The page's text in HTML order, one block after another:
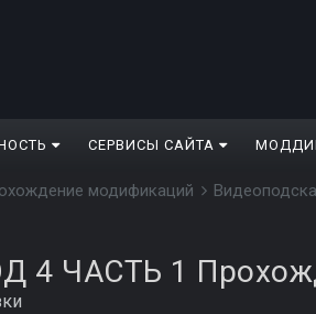
СЕРВИСЫ САЙТА
модификаций
4 ЧАСТЬ 1